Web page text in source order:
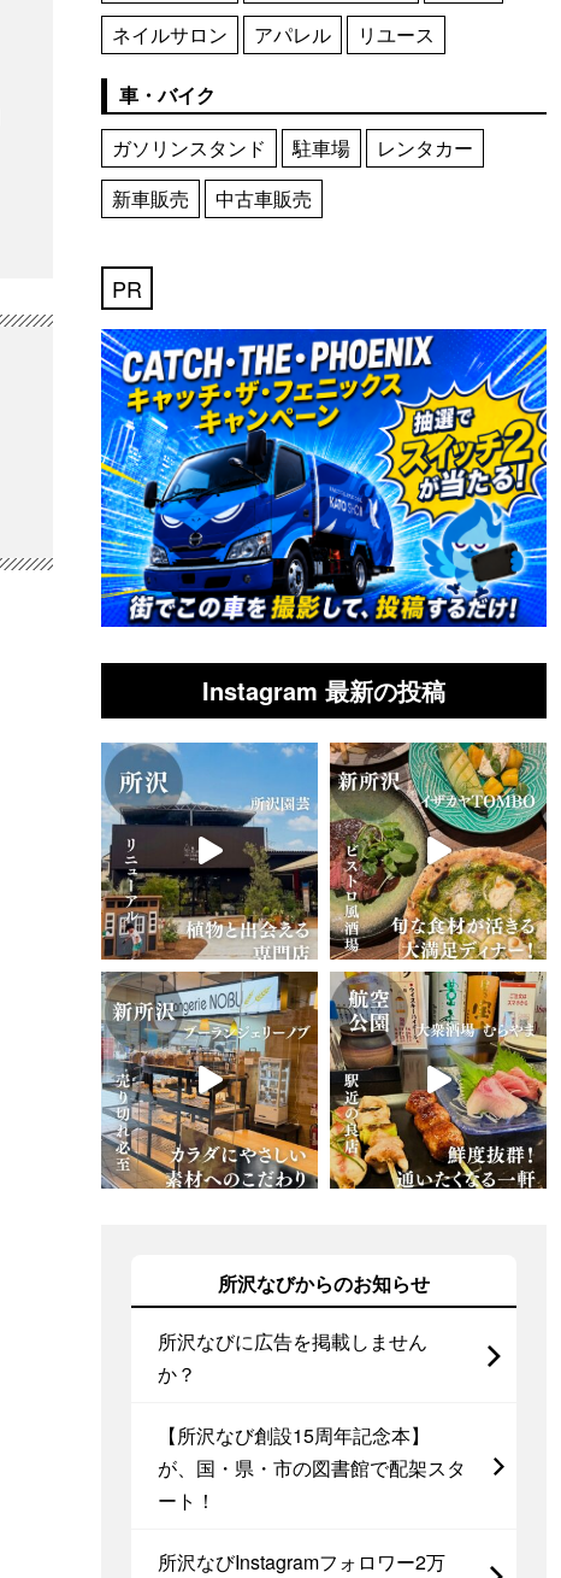
ネイルサロン
アパレル リユース
車・バイク
ガソリンスタンド
駐車場
レンタカー
新車販売
中古車販売
PR
Instagram 最新の投稿
所沢なびからのお知らせ
所沢なびに広告を掲載しません
か？
【所沢なび創設15周年記念本】
が、国・県・市の図書館で配架スタ
ート！
所沢なびInstagramフォロワー2万